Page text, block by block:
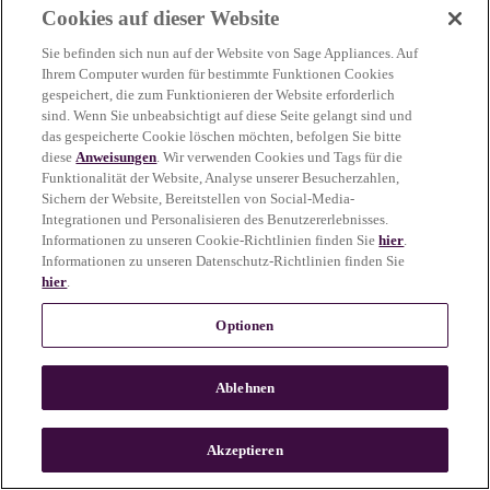
more information)
n
Cookies auf dieser Website
Sie befinden sich nun auf der Website von Sage Appliances. Auf
Ihrem Computer wurden für bestimmte Funktionen Cookies
gespeichert, die zum Funktionieren der Website erforderlich
sind. Wenn Sie unbeabsichtigt auf diese Seite gelangt sind und
das gespeicherte Cookie löschen möchten, befolgen Sie bitte
dieseAnweisungen. Wir verwenden Cookies und Tags für die
Funktionalität der Website, Analyse unserer Besucherzahlen,
Sichern der Website, Bereitstellen von Social-Media-
Integrationen und Personalisieren des Benutzererlebnisses.
Informationen zu unseren Cookie-Richtlinien finden Siehier.
Informationen zu unseren Datenschutz-Richtlinien finden Sie
hier.
Optionen
Ablehnen
Akzeptieren